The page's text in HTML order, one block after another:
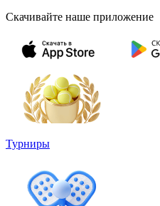
Скачивайте наше приложение
Турниры